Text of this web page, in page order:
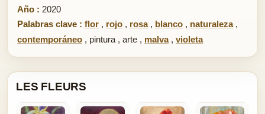
Año : 2020
Palabras clave : flor , rojo , rosa, blanco , naturaleza,
contemporáneo , pintura , arte , malva, violeta
LES FLEURS